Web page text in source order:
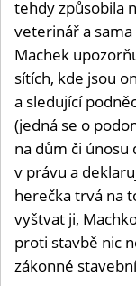
tehdy způsobila
veterinář a
Machek
sítích, kde jsou
a sledující
(jedná se o
na dům či únosu
v právu a
herečka trvá na
vyštvat ji,
proti stavbě nic
zákonné